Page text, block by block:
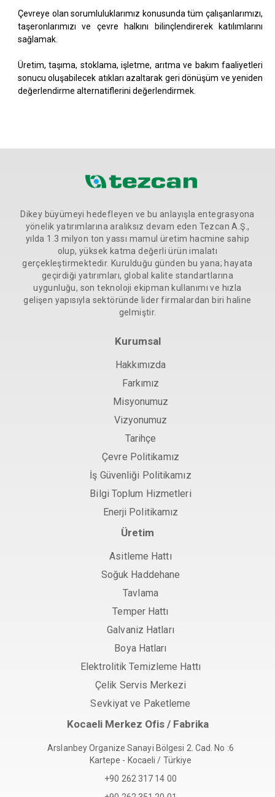
Çevreye olan sorumluluklarımız konusunda tüm çalışanlarımızı,
taşeronlarımızı ve çevre halkını bilinçlendirerek katılımlarını
sağlamak.
Üretim, taşıma, stoklama, işletme, arıtma ve bakım faaliyetleri
sonucu oluşabilecek atıkları azaltarak geri dönüşüm ve yeniden
değerlendirme alternatiflerini değerlendirmek.
Dikey büyümeyi hedefleyen ve bu anlayışla entegrasyona
yönelik yatırımlarına aralıksız devam eden Tezcan A.Ş.,
yılda 1.3 milyon ton yassı mamul üretim hacmine sahip
olup, yüksek katma değerli ürün imalatı
gerçekleştirmektedir. Kurulduğu günden bu yana; hayata
geçirdiği yatırımları, global kalite standartlarına
uygunluğu, son teknoloji ekipman kullanımı ve hızla
gelişen yapısıyla sektöründe lider firmalardan biri haline
gelmiştir.
Kurumsal
Hakkımızda
Farkımız
Misyonumuz
Vizyonumuz
Tarihçe
Çevre Politikamız
İş Güvenliği Politikamız
Bilgi Toplum Hizmetleri
Enerji Politikamız
Üretim
Asitleme Hattı
Soğuk Haddehane
Tavlama
Temper Hattı
Galvaniz Hatları
Boya Hatları
Elektrolitik Temizleme Hattı
Çelik Servis Merkezi
Sevkiyat ve Paketleme
Kocaeli Merkez Ofis / Fabrika
Arslanbey Organize Sanayi Bölgesi 2. Cad. No :6
Kartepe - Kocaeli / Türkiye
+90 262 317 14 00